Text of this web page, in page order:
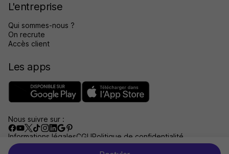
L'entreprise
Qui sommes-nous ?
On recrute
Accès client
Les apps
Nous suivre sur :
Informations légalesCGUPolitique de confidentialité
Gérer les traceursAccessibilité : non conforme